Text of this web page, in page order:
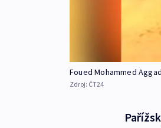
Foued Mohammed Aggad
Zdroj: ČT24